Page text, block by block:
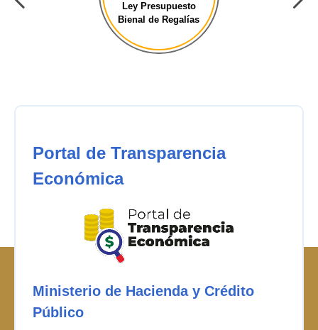
Ley Presupuesto
Bienal de Regalías
Portal de Transparencia
Económica
Ministerio de Hacienda y Crédito
Público